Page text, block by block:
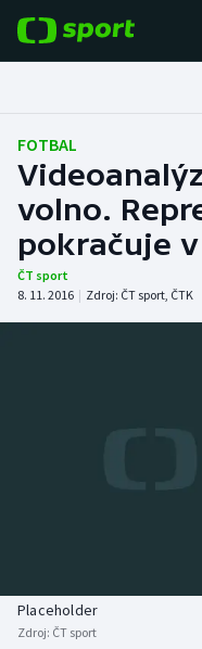
Fotbal
Hokej
Tenis
Atletika
Biatlon
Aplikace ČT sport
FOTBAL
volno.
pokračuje
ČT sport
8. 11. 2016 | Zdroj: ČT sport, ČTK
Placeholder
Zdroj: ČT sport